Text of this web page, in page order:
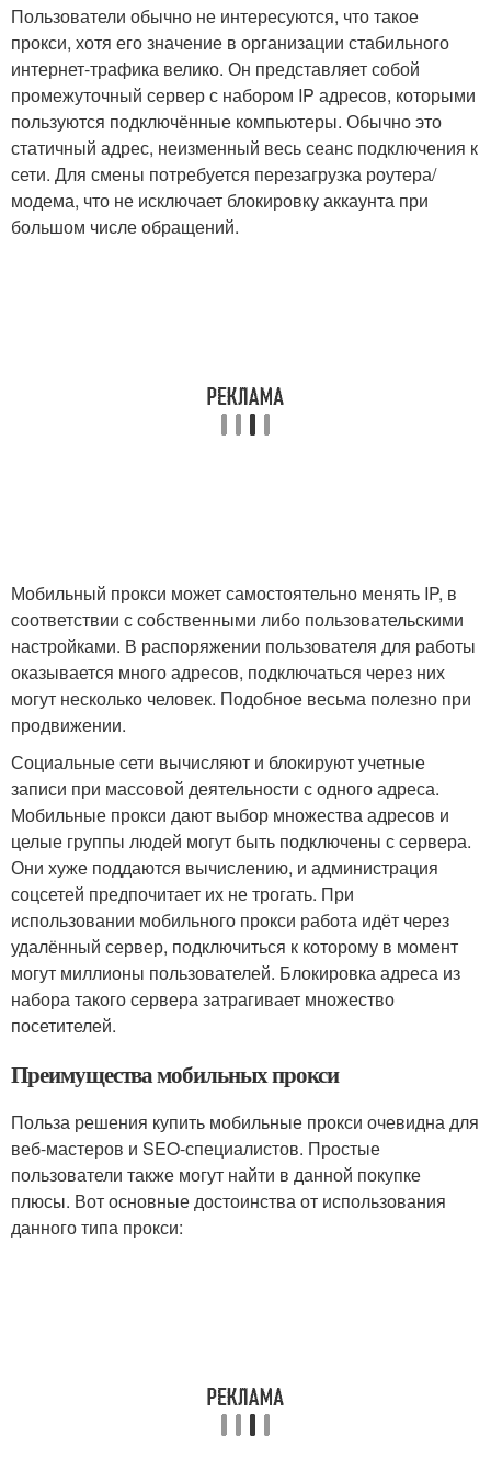
Пользователи обычно не интересуются, что такое
прокси, хотя его значение в организации стабильного
интернет-трафика велико. Он представляет собой
промежуточный сервер с набором IP адресов, которыми
пользуются подключённые компьютеры. Обычно это
статичный адрес, неизменный весь сеанс подключения к
сети. Для смены потребуется перезагрузка роутера/
модема, что не исключает блокировку аккаунта при
большом числе обращений.
Мобильный прокси может самостоятельно менять IP, в
соответствии с собственными либо пользовательскими
настройками. В распоряжении пользователя для работы
оказывается много адресов, подключаться через них
могут несколько человек. Подобное весьма полезно при
продвижении.
Социальные сети вычисляют и блокируют учетные
записи при массовой деятельности с одного адреса.
Мобильные прокси дают выбор множества адресов и
целые группы людей могут быть подключены с сервера.
Они хуже поддаются вычислению, и администрация
соцсетей предпочитает их не трогать. При
использовании мобильного прокси работа идёт через
удалённый сервер, подключиться к которому в момент
могут миллионы пользователей. Блокировка адреса из
набора такого сервера затрагивает множество
посетителей.
Преимущества мобильных прокси
Польза решения купить мобильные прокси очевидна для
веб-мастеров и SEO-специалистов. Простые
пользователи также могут найти в данной покупке
плюсы. Вот основные достоинства от использования
данного типа прокси: